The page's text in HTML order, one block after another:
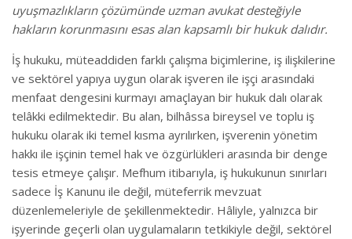
uyuşmazlıkların çözümünde uzman avukat desteğiyle
hakların korunmasını esas alan kapsamlı bir hukuk dalıdır.
İş hukuku, müteaddiden farklı çalışma biçimlerine, iş ilişkilerine
ve sektörel yapıya uygun olarak işveren ile işçi arasındaki
menfaat dengesini kurmayı amaçlayan bir hukuk dalı olarak
telâkki edilmektedir. Bu alan, bilhâssa bireysel ve toplu iş
hukuku olarak iki temel kısma ayrılırken, işverenin yönetim
hakkı ile işçinin temel hak ve özgürlükleri arasında bir denge
tesis etmeye çalışır. Mefhum itibarıyla, iş hukukunun sınırları
sadece İş Kanunu ile değil, müteferrik mevzuat
düzenlemeleriyle de şekillenmektedir. Hâliyle, yalnızca bir
işyerinde geçerli olan uygulamaların tetkikiyle değil, sektörel